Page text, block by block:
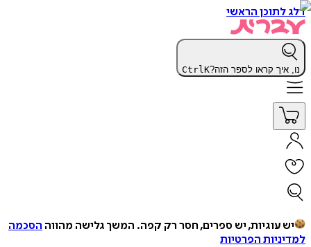
דלג לתוכן הראשי
נו, איך קראו לספר הזה? CtrlK
יש עוגיות, יש ספרים, חסר רק קפה. המשך גלישה מהווה הסכמה
למדיניות הפרטיות